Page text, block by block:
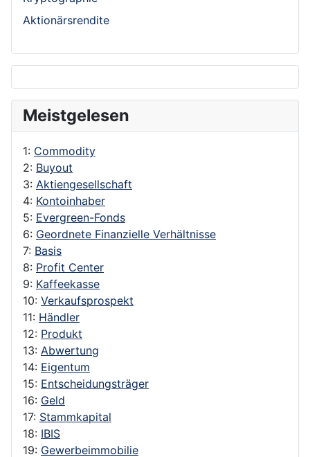
Aktionärsrendite
Meistgelesen
1: Commodity
2: Buyout
3: Aktiengesellschaft
4: Kontoinhaber
5: Evergreen-Fonds
6: Geordnete Finanzielle Verhältnisse
7: Basis
8: Profit Center
9: Kaffeekasse
10: Verkaufsprospekt
11: Händler
12: Produkt
13: Abwertung
14: Eigentum
15: Entscheidungsträger
16: Geld
17: Stammkapital
18: IBIS
19: Gewerbeimmobilie